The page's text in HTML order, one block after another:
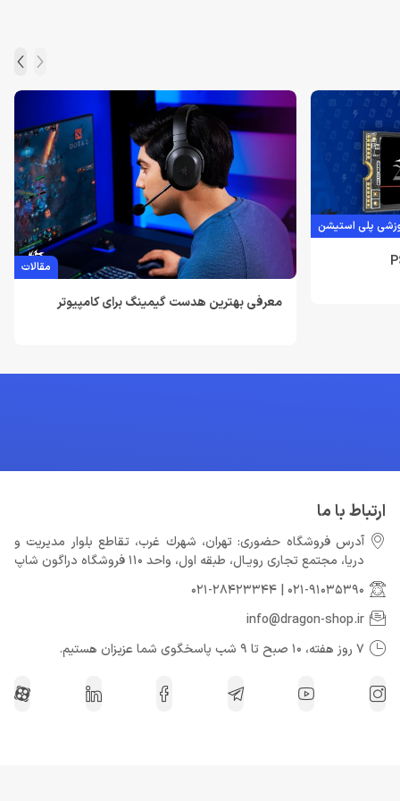
پلی استیشن
مقالات
معرفی بهترین هدست گیمینگ برای کامپیوتر
ارتباط با ما
آدرس فروشگاه حضوری: تهران، شهرك غرب، تقاطع بلوار مدیریت و
دريا، مجتمع تجارى رويـال، طبقه اول، واحد 110 فروشگاه دراگون شاپ
021-91035390
021-28423344
info@dragon-shop.ir
7 روز هفته، 10 صبح تا 9 شب پاسخگوی شما عزیزان هستیم.